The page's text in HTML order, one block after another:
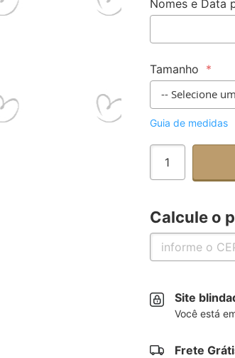
Nomes e Data
Tamanho
Guia de medidas
Calcule o
Site
Você está
Frete